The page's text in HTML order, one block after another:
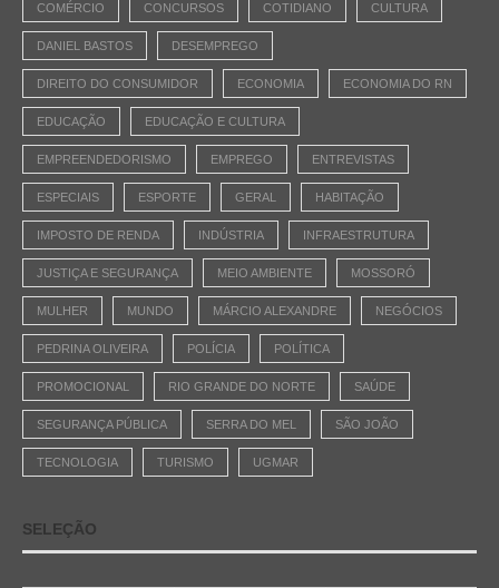
COMÉRCIO CONCURSOS COTIDIANO CULTURA
DANIEL BASTOS DESEMPREGO
DIREITO DO CONSUMIDOR ECONOMIA ECONOMIA DO RN
EDUCAÇÃO EDUCAÇÃO E CULTURA
EMPREENDEDORISMO EMPREGO ENTREVISTAS
ESPECIAIS ESPORTE GERAL HABITAÇÃO
IMPOSTO DE RENDA INDÚSTRIA INFRAESTRUTURA
JUSTIÇA E SEGURANÇA MEIO AMBIENTE MOSSORÓ
MULHER MUNDO MÁRCIO ALEXANDRE NEGÓCIOS
PEDRINA OLIVEIRA POLÍCIA POLÍTICA
PROMOCIONAL RIO GRANDE DO NORTE SAÚDE
SEGURANÇA PÚBLICA SERRA DO MEL SÃO JOÃO
TECNOLOGIA TURISMO UGMAR
SELEÇÃO